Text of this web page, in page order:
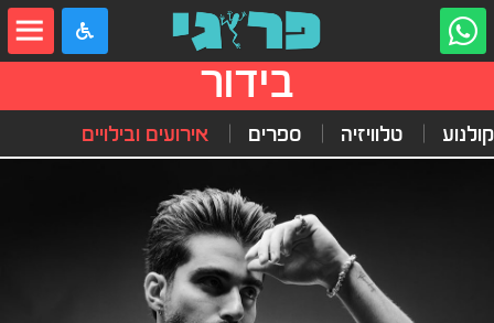
בידור
קולנוע טלוויזיה ספרים אירועים ובילויים